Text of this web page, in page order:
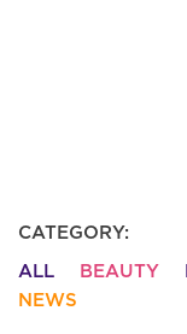
CATEGORY:
ALL BEAUTY
NEWS